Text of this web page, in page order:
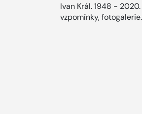
Ivan Král. 1948 -
vzpomínky,